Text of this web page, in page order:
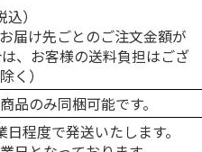
）
届け先ごとのご注文金額が
、お客様の送料負担はござ
く）
品のみ同梱可能です。
程度で発送いたします。